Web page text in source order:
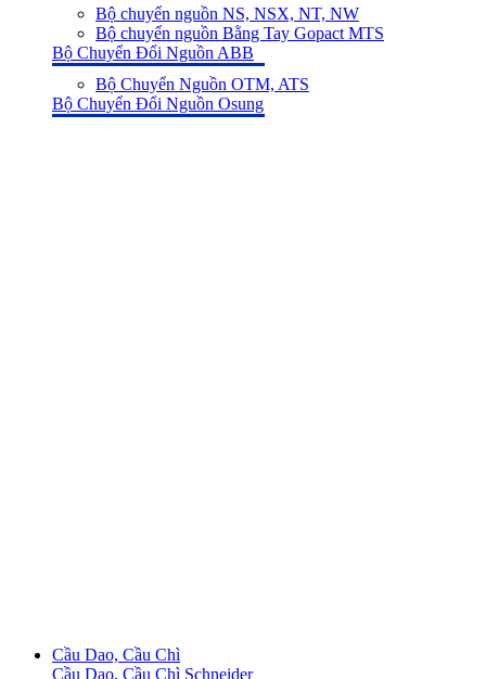
Bộ chuyển nguồn NS, NSX, NT, NW
Bộ chuyển nguồn Bằng Tay Gopact MTS
Bộ Chuyển Đổi Nguồn ABB
Bộ Chuyển Nguồn OTM, ATS
Bộ Chuyển Đổi Nguồn Osung
Cầu Dao, Cầu Chì
Cầu Dao, Cầu Chì Schneider